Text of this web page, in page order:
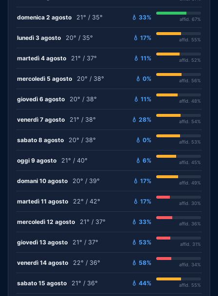
domenica 2 agosto 21° / 35° 💧 33% affid. 67%
lunedì 3 agosto 20° / 35° 💧 17% affid. 55%
martedì 4 agosto 21° / 37° 💧 11% affid. 52%
mercoledì 5 agosto 20° / 38° 💧 0% affid. 56%
giovedì 6 agosto 20° / 38° 💧 11% affid. 48%
venerdì 7 agosto 21° / 38° 💧 28% affid. 54%
sabato 8 agosto 20° / 38° 💧 0% affid. 53%
oggi 9 agosto 21° / 40° 💧 6% affid. 45%
domani 10 agosto 20° / 39° 💧 17% affid. 49%
martedì 11 agosto 22° / 42° 💧 17% affid. 30%
mercoledì 12 agosto 21° / 37° 💧 33% affid. 36%
giovedì 13 agosto 21° / 37° 💧 53% affid. 31%
venerdì 14 agosto 22° / 36° 💧 58% affid. 34%
sabato 15 agosto 21° / 36° 💧 44% affid. 55%